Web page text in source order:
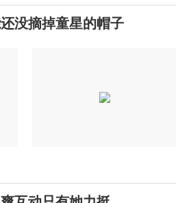
没摘掉童星的帽子